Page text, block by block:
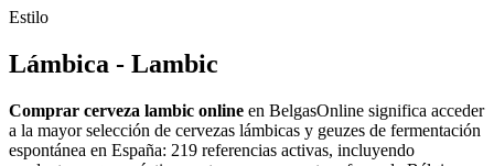
Estilo
Lámbica - Lambic
Comprar cerveza lambic online en BelgasOnline significa acceder
a la mayor selección de cervezas lámbicas y geuzes de fermentación
espontánea en España: 219 referencias activas, incluyendo